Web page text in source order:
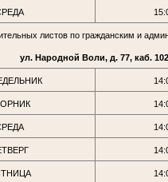
листов по гражданским и
ул. Народной Воли, д. 77, каб. 102